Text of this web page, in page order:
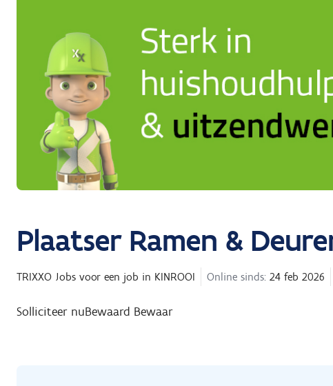
Plaatser Ramen &
TRIXXO Jobs voor een job in KINROOI Online sinds: 24 feb 2026
Solliciteer nuBewaard Bewaar